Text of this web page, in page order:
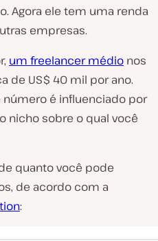
Agora ele tem uma renda
empresas.
um freelancer médio nos
de US$ 40 mil por ano.
é influenciado por
nicho sobre o qual você
quanto você pode
de acordo com a
: